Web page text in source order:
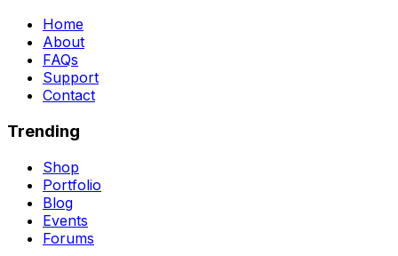
Home
About
FAQs
Support
Contact
Trending
Shop
Portfolio
Blog
Events
Forums